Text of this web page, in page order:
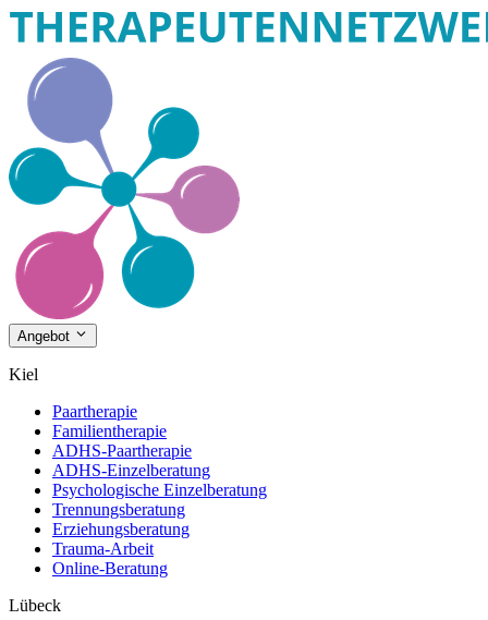
Angebot
Kiel
Paartherapie
Familientherapie
ADHS-Paartherapie
ADHS-Einzelberatung
Psychologische Einzelberatung
Trennungsberatung
Erziehungsberatung
Trauma-Arbeit
Online-Beratung
Lübeck